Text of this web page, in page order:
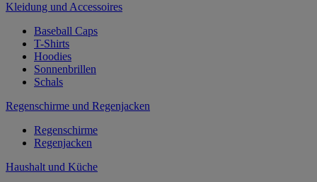
Kleidung und Accessoires
Baseball Caps
T-Shirts
Hoodies
Sonnenbrillen
Schals
Regenschirme und Regenjacken
Regenschirme
Regenjacken
Haushalt und Küche